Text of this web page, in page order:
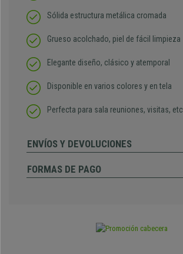
Sólida estructura metálica cromada
Grueso acolchado, piel de fácil limpieza
Elegante diseño, clásico y atemporal
Disponible en varios colores y en tela
Perfecta para sala reuniones, visitas, etc.
ENVÍOS Y DEVOLUCIONES
FORMAS DE PAGO